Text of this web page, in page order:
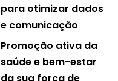
para otimizar dados
e comunicação
Promoção ativa da
saúde e bem-estar
da sua força de